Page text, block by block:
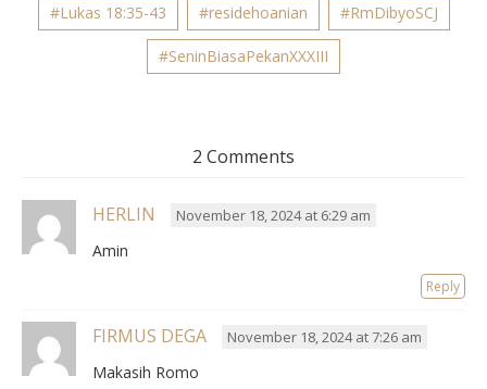
#Lukas 18:35-43 #residehoanian #RmDibyoSCJ
#SeninBiasaPekanXXXIII
2 Comments
HERLIN November 18, 2024 at 6:29 am
Amin
Reply
FIRMUS DEGA November 18, 2024 at 7:26 am
Makasih Romo